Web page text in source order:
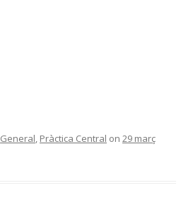
General, Pràctica Central on 29 març